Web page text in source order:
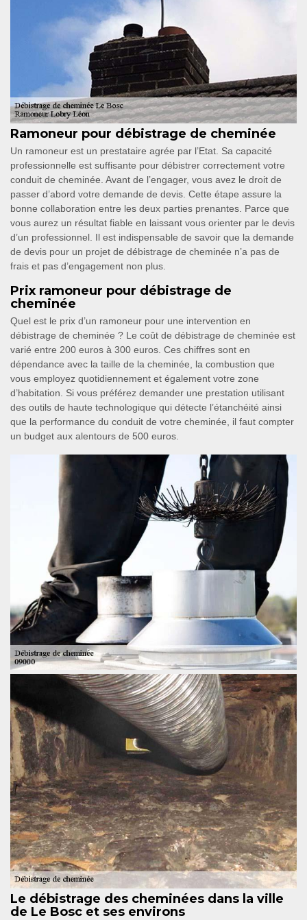
Ramoneur pour débistrage de cheminée
Un ramoneur est un prestataire agrée par l’Etat. Sa capacité
professionnelle est suffisante pour débistrer correctement votre
conduit de cheminée. Avant de l’engager, vous avez le droit de
passer d’abord votre demande de devis. Cette étape assure la
bonne collaboration entre les deux parties prenantes. Parce que
vous aurez un résultat fiable en laissant vous orienter par le devis
d’un professionnel. Il est indispensable de savoir que la demande
de devis pour un projet de débistrage de cheminée n’a pas de
frais et pas d’engagement non plus.
Prix ramoneur pour débistrage de
cheminée
Quel est le prix d’un ramoneur pour une intervention en
débistrage de cheminée ? Le coût de débistrage de cheminée est
varié entre 200 euros à 300 euros. Ces chiffres sont en
dépendance avec la taille de la cheminée, la combustion que
vous employez quotidiennement et également votre zone
d’habitation. Si vous préférez demander une prestation utilisant
des outils de haute technologique qui détecte l’étanchéité ainsi
que la performance du conduit de votre cheminée, il faut compter
un budget aux alentours de 500 euros.
Le débistrage des cheminées dans la ville
de Le Bosc et ses environs